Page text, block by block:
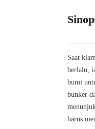
Saat
berlalu,
bumi
bunker
harus